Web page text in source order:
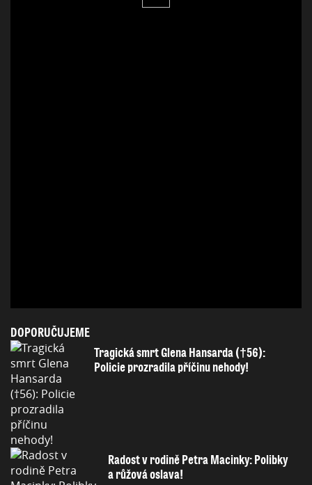
DOPORUČUJEME
Tragická smrt Glena Hansarda (†56):
Policie prozradila příčinu nehody!
Radost v rodině Petra Macinky: Polibky
a růžová oslava!